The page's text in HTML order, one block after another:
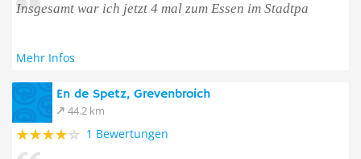
Insgesamt war ich jetzt 4 mal zum Essen im Stadtpa
Mehr Infos
En de Spetz, Grevenbroich
44.2 km
1 Bewertungen